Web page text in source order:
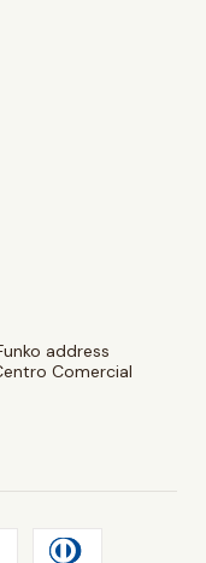
address
Comercial